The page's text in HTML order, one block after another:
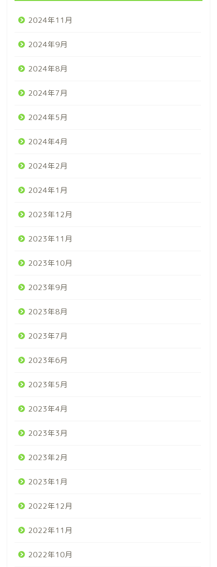
2024年11月
2024年9月
2024年8月
2024年7月
2024年5月
2024年4月
2024年2月
2024年1月
2023年12月
2023年11月
2023年10月
2023年9月
2023年8月
2023年7月
2023年6月
2023年5月
2023年4月
2023年3月
2023年2月
2023年1月
2022年12月
2022年11月
2022年10月